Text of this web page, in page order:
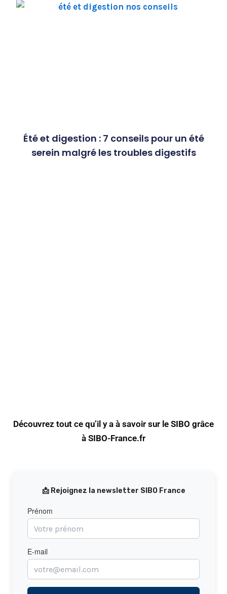
Été et digestion : 7 conseils pour un été
serein malgré les troubles digestifs
Découvrez tout ce qu’il y a à savoir sur le SIBO grâce
à SIBO-France.fr
📩 Rejoignez la newsletter SIBO France
Prénom
E-mail